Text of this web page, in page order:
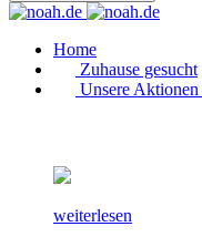
Home
Zuhause gesucht
Unsere Aktionen
weiterlesen